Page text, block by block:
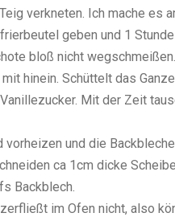
verkneten. Ich mache es
geben und 1
bloß nicht
hinein. Schüttelt das
Mit der Zeit
vorheizen und die
ca 1cm dicke
Backblech.
im Ofen nicht, also